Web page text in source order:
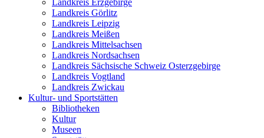
Landkreis Görlitz
Landkreis Leipzig
Landkreis Meißen
Landkreis Mittelsachsen
Landkreis Nordsachsen
Landkreis Sächsische Schweiz Osterzgebirge
Landkreis Vogtland
Landkreis Zwickau
Kultur- und Sportstätten
Bibliotheken
Kultur
Museen